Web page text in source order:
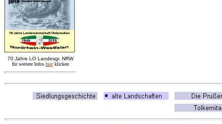
70 Jahre LO Landesgr. NRW
für weitere Infos hier klicken